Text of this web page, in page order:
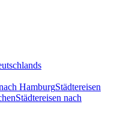
HamburgStädtereisen
Städtereisen nach